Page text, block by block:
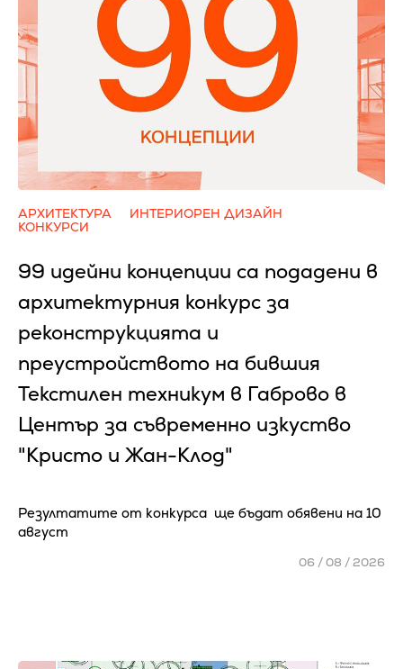
АРХИТЕКТУРА
ИНТЕРИОРЕН ДИЗАЙН
КОНКУРСИ
99 идейни концепции са подадени в
архитектурния конкурс за
реконструкцията и
преустройството на бившия
Текстилен техникум в Габрово в
Център за съвременно изкуство
"Кристо и Жан-Клод"
Резултатите от конкурса ще бъдат обявени на 10
август
06 / 08 / 2026